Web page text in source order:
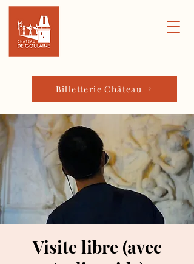
Billetterie Château
Visite libre (avec